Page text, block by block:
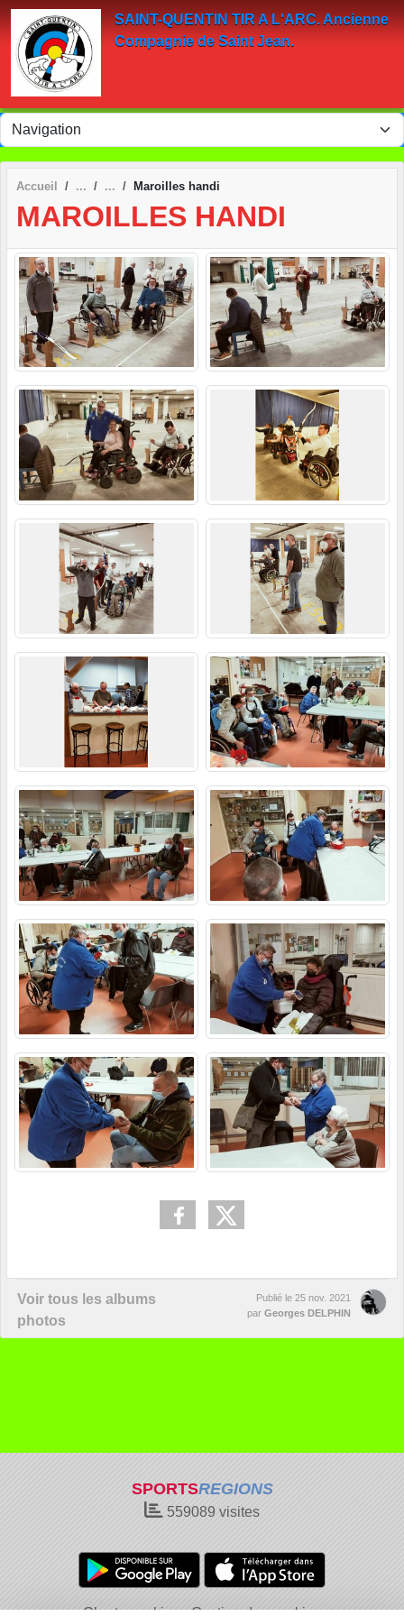
SAINT-QUENTIN TIR A L'ARC. Ancienne
Compagnie de Saint Jean.
Accueil Maroilles handi
MAROILLES HANDI
Voir tous les albums
photos
Publié le 25 nov. 2021
par Georges DELPHIN
SPORTSREGIONS
559089 visites
Charte cookies Gestion des cookies
Panneau de gestion des cookies